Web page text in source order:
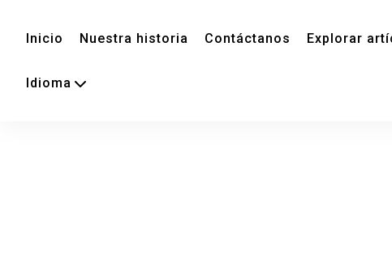
Inicio Nuestra historia Contáctanos Explorar
Idioma